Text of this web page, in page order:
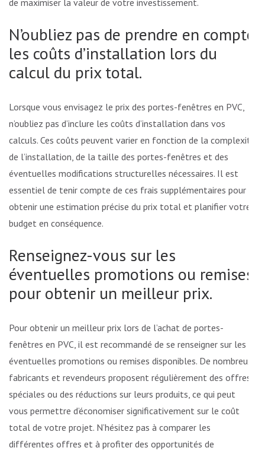
de maximiser la valeur de votre investissement.
N’oubliez pas de prendre en compte
les coûts d’installation lors du
calcul du prix total.
Lorsque vous envisagez le prix des portes-fenêtres en PVC,
n’oubliez pas d’inclure les coûts d’installation dans vos
calculs. Ces coûts peuvent varier en fonction de la complexité
de l’installation, de la taille des portes-fenêtres et des
éventuelles modifications structurelles nécessaires. Il est
essentiel de tenir compte de ces frais supplémentaires pour
obtenir une estimation précise du prix total et planifier votre
budget en conséquence.
Renseignez-vous sur les
éventuelles promotions ou remises
pour obtenir un meilleur prix.
Pour obtenir un meilleur prix lors de l’achat de portes-
fenêtres en PVC, il est recommandé de se renseigner sur les
éventuelles promotions ou remises disponibles. De nombreux
fabricants et revendeurs proposent régulièrement des offres
spéciales ou des réductions sur leurs produits, ce qui peut
vous permettre d’économiser significativement sur le coût
total de votre projet. N’hésitez pas à comparer les
différentes offres et à profiter des opportunités de